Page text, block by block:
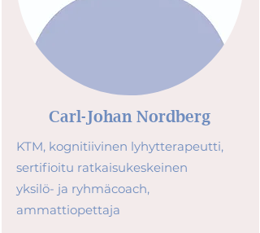
Carl-Johan Nordberg
KTM, kognitiivinen lyhytterapeutti,
sertifioitu ratkaisukeskeinen
yksilö- ja ryhmäcoach,
ammattiopettaja